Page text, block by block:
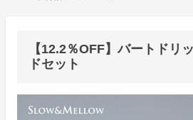
【12.2％OFF】バートドリ
ドセット